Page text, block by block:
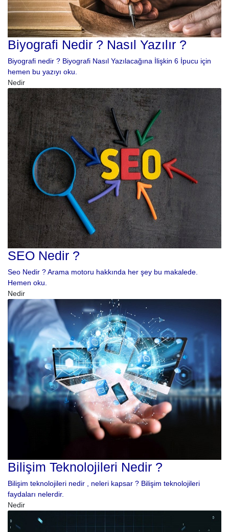
Biyografi Nedir ? Nasıl Yazılır ?
Biyografi nedir ? Biyografi Nasıl Yazılacağına İlişkin 6 İpucu için
hemen bu yazıyı oku.
Nedir
SEO Nedir ?
Seo Nedir ? Arama motoru hakkında her şey bu makalede.
Hemen oku.
Nedir
Bilişim Teknolojileri Nedir ?
Bilişim teknolojileri nedir , neleri kapsar ? Bilişim teknolojileri
faydaları nelerdir.
Nedir